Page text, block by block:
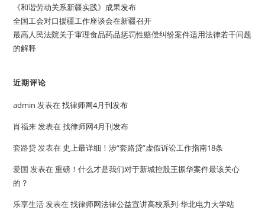
《和谐劳动关系新疆实践》成果发布
全国工会对口援疆工作座谈会在新疆召开
最高人民法院关于审理食品药品惩罚性赔偿纠纷案件适用法律若干问题
的解释
近期评论
admin 发表在找律师网4月刊发布
肖福来发表在找律师网4月刊发布
套路贷发表在 史上最详细！涉“套路贷”虚假诉讼工作指南18条
爱国 发表在重磅！什么才是我们对于新城控股王振华案件最该关心
的？
乐享生活发表在找律师网法律公益宣讲高校系列-华北电力大学站